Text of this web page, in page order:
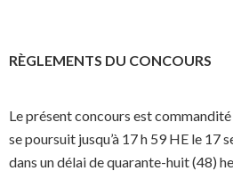
RÈGLEMENTS DU CONCOURS
Le présent concours est
se poursuit jusqu’à 17 h 59 HE le
dans un délai de quarante-huit (48)